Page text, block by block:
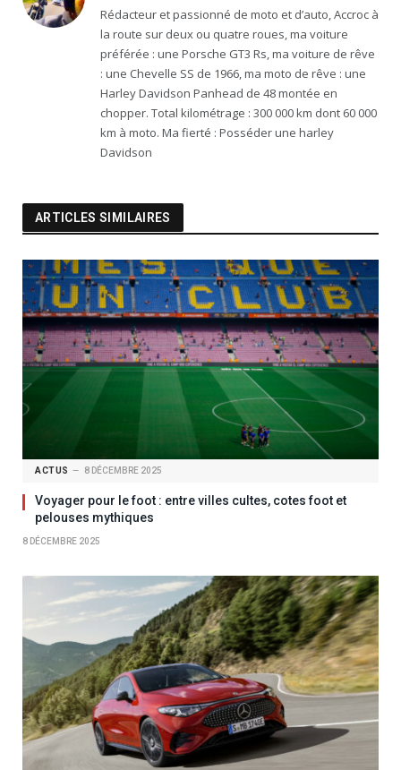
Rédacteur et passionné de moto et d’auto, Accroc à
la route sur deux ou quatre roues, ma voiture
préférée : une Porsche GT3 Rs, ma voiture de rêve
: une Chevelle SS de 1966, ma moto de rêve : une
Harley Davidson Panhead de 48 montée en
chopper. Total kilométrage : 300 000 km dont 60 000
km à moto. Ma fierté : Posséder une harley
Davidson
ARTICLES SIMILAIRES
ACTUS 8 DÉCEMBRE 2025
Voyager pour le foot : entre villes cultes, cotes foot et
pelouses mythiques
8 DÉCEMBRE 2025